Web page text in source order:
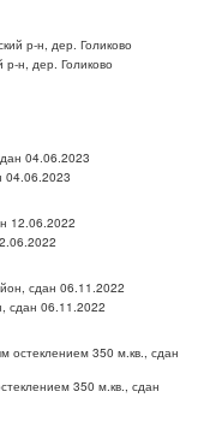
р-н, дер. Голиково
04.06.2023
сдан 06.11.2022
350 м.кв., сдан